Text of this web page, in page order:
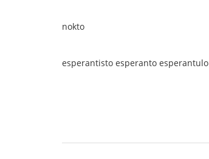
nokto
esperantisto esperanto esperantulo